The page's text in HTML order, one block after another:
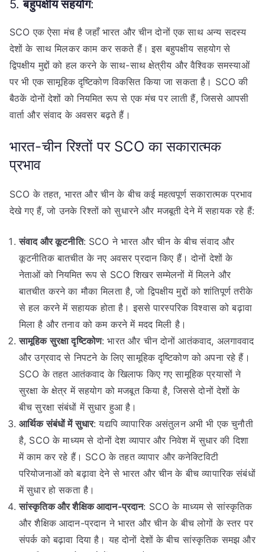
5.बहुपक्षीय सहयोग:
SCO एक ऐसा मंच है जहाँ भारत और चीन दोनों एक साथ अन्य सदस्य
देशों के साथ मिलकर काम कर सकते हैं। इस बहुपक्षीय सहयोग से
द्विपक्षीय मुद्दों को हल करने के साथ-साथ क्षेत्रीय और वैश्विक समस्याओं
पर भी एक सामूहिक दृष्टिकोण विकसित किया जा सकता है। SCO की
बैठकें दोनों देशों को नियमित रूप से एक मंच पर लाती हैं, जिससे आपसी
वार्ता और संवाद के अवसर बढ़ते हैं।
भारत-चीन रिश्तों पर SCO का सकारात्मक
प्रभाव
SCO के तहत, भारत और चीन के बीच कई महत्वपूर्ण सकारात्मक प्रभाव
देखे गए हैं, जो उनके रिश्तों को सुधारने और मजबूती देने में सहायक रहे हैं:
संवाद और कूटनीति: SCO ने भारत और चीन के बीच संवाद और
कूटनीतिक बातचीत के नए अवसर प्रदान किए हैं। दोनों देशों के
नेताओं को नियमित रूप से SCO शिखर सम्मेलनों में मिलने और
बातचीत करने का मौका मिलता है, जो द्विपक्षीय मुद्दों को शांतिपूर्ण तरीके
से हल करने में सहायक होता है। इससे पारस्परिक विश्वास को बढ़ावा
मिला है और तनाव को कम करने में मदद मिली है।
सामूहिक सुरक्षा दृष्टिकोण: भारत और चीन दोनों आतंकवाद, अलगाववाद
और उग्रवाद से निपटने के लिए सामूहिक दृष्टिकोण को अपना रहे हैं।
SCO के तहत आतंकवाद के खिलाफ किए गए सामूहिक प्रयासों ने
सुरक्षा के क्षेत्र में सहयोग को मजबूत किया है, जिससे दोनों देशों के
बीच सुरक्षा संबंधों में सुधार हुआ है।
आर्थिक संबंधों में सुधार: यद्यपि व्यापारिक असंतुलन अभी भी एक चुनौती
है, SCO के माध्यम से दोनों देश व्यापार और निवेश में सुधार की दिशा
में काम कर रहे हैं। SCO के तहत व्यापार और कनेक्टिविटी
परियोजनाओं को बढ़ावा देने से भारत और चीन के बीच व्यापारिक संबंधों
में सुधार हो सकता है।
सांस्कृतिक और शैक्षिक आदान-प्रदान: SCO के माध्यम से सांस्कृतिक
और शैक्षिक आदान-प्रदान ने भारत और चीन के बीच लोगों के स्तर पर
संपर्क को बढ़ावा दिया है। यह दोनों देशों के बीच सांस्कृतिक समझ और